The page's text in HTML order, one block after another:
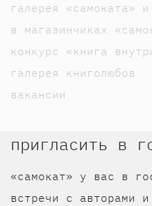
галерея «самоката»
в магазинчиках
конкурс «книга
галерея книголюбов
вакансии
пригласить в
«самокат» у вас в
встречи с авторами и